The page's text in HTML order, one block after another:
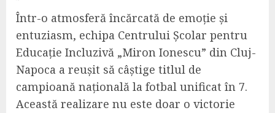
Într-o atmosferă încărcată de emoție și
entuziasm, echipa Centrului Școlar pentru
Educație Incluzivă „Miron Ionescu” din Cluj-
Napoca a reușit să câștige titlul de
campioană națională la fotbal unificat în 7.
Această realizare nu este doar o victorie